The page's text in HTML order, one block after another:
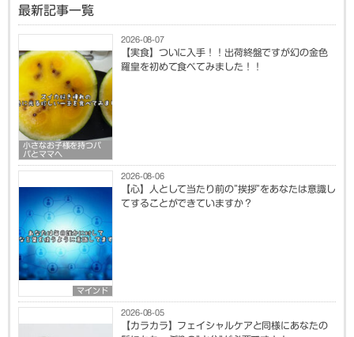
最新記事一覧
小さなお子様を持つパ
パとママへ
2026-08-07
【実食】ついに入手！！出荷終盤ですが幻の金色
羅皇を初めて食べてみました！！
マインド
2026-08-06
【心】人として当たり前の”挨拶”をあなたは意識し
てすることができていますか？
2026-08-05
【カラカラ】フェイシャルケアと同様にあなたの